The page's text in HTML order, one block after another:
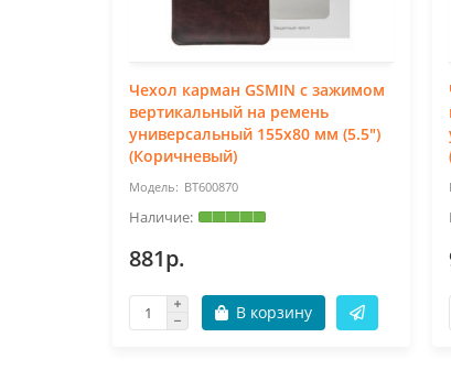
Чехол карман GSMIN с зажимом
вертикальный на ремень
универсальный 155x80 мм (5.5")
(Коричневый)
BT600870
881р.
В корзину